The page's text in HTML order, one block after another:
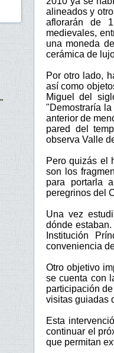
alineados y
aflorarán de
medievales,
una moneda
cerámica de
Por otro lado,
así como
Miguel del
"Demostraría
anterior de
pared del
observa Valle
Pero quizás el
son los
para portarla
peregrinos del
Una vez
dónde
Institución
conveniencia
Otro objetivo
se cuenta con
participación
visitas guiadas
Esta
continuar el
que permitan